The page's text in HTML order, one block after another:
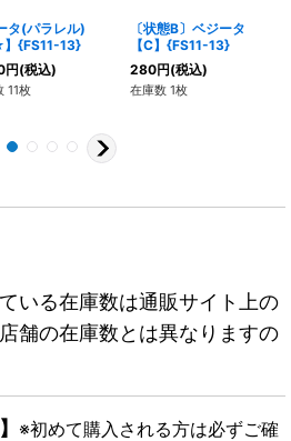
タ(パラレル)
】{FS11-13}
円(税込)
11枚
〔状態B〕ベジータ
【C】{FS11-13}
280円(税込)
在庫数 1枚
いる在庫数は通販サイト上の
舗の在庫数とは異なりますの
※初めて購入される方は必ずご確